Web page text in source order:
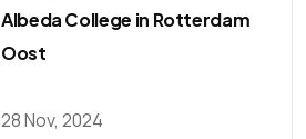
Albeda College in Rotterdam
Oost
28 Nov, 2024